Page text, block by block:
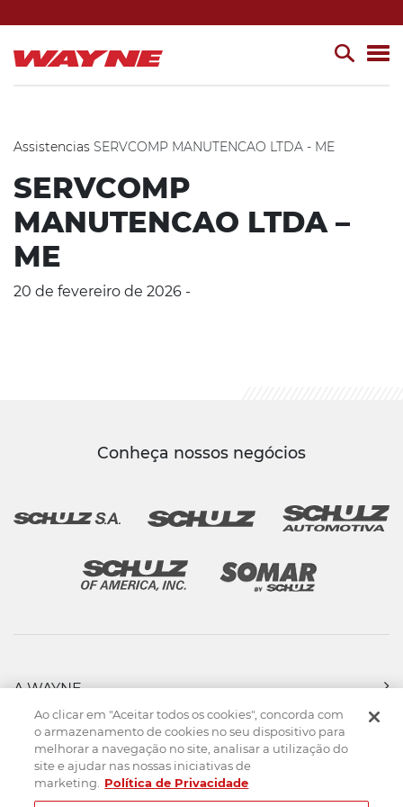
Assistencias SERVCOMP MANUTENCAO LTDA - ME
SERVCOMP
MANUTENCAO LTDA –
ME
20 de fevereiro de 2026 -
Conheça nossos negócios
A WAYNE
PRODUTOS
FORÇA DE VENDAS
ASSISTÊNCIA TÉCNICA
DOWNLOADS
CONTATO
Ao clicar em "Aceitar todos os cookies", concorda com
o armazenamento de cookies no seu dispositivo para
melhorar a navegação no site, analisar a utilização do
site e ajudar nas nossas iniciativas de
marketing.
Política de Privacidade